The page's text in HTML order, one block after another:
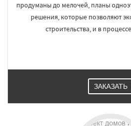
продуманы до мелочей, планы
решения, которые позволяют
строительства, и в
ЗАКАЗАТЬ